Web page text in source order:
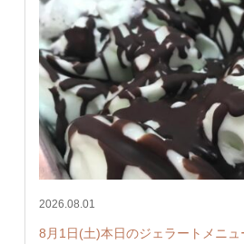
2026.08.01
8月1日(土)本日のジェラートメニ